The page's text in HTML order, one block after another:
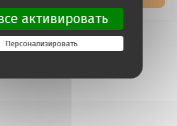
активировать
Персонализировать